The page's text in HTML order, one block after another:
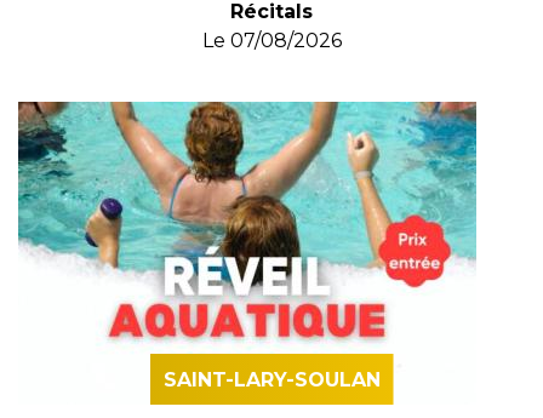
Récitals
Le 07/08/2026
SAINT-LARY-SOULAN